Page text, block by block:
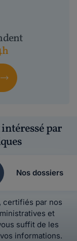
par
Nos dossiers
certifiés par nos
et
suffit de les
informations.